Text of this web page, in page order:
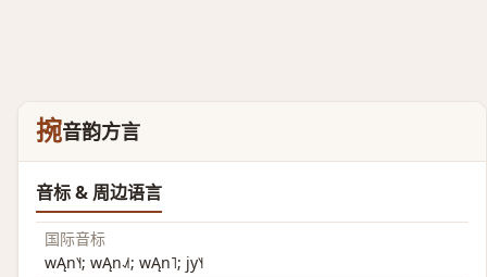
捥音韵方言
音标 & 周边语言
国际音标
wĄn˥˧; wĄn˨˩˦; wĄn˥; jy˥˧